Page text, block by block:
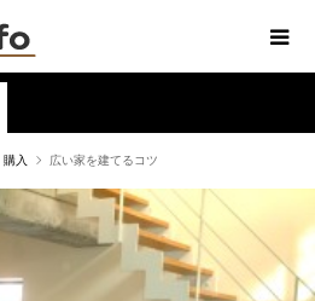
購入 広い家を建てるコツ